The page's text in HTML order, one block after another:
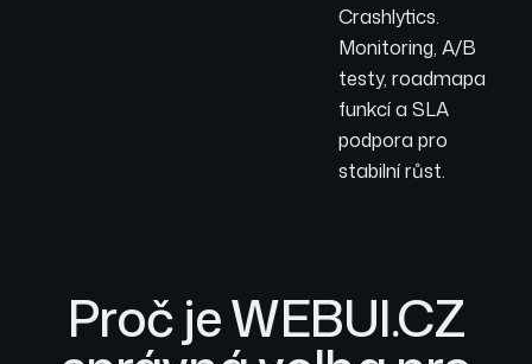
Crashlytics.
Monitoring, A/B
testy, roadmapa
funkcí a SLA
podpora pro
stabilní růst.
Proč je WEBUI.CZ